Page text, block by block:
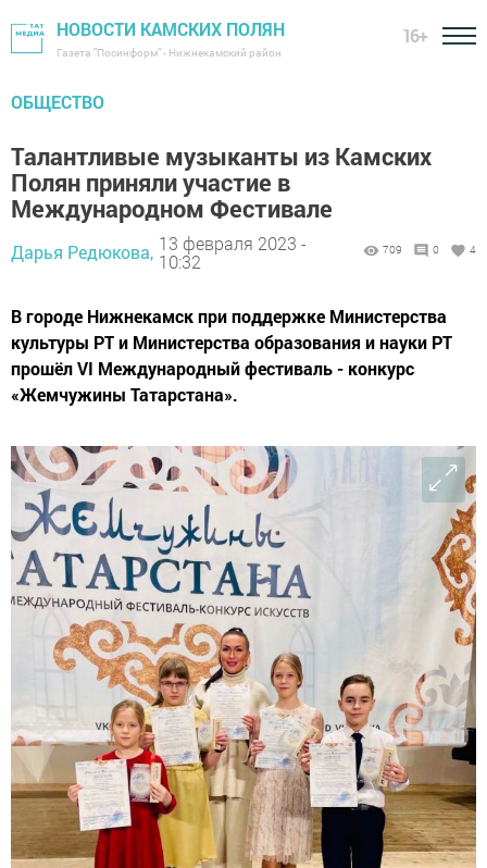
НОВОСТИ КАМСКИХ ПОЛЯН
Газета "Посинформ" - Нижнекамский район
16+
ОБЩЕСТВО
Талантливые музыканты из Камских
Полян приняли участие в
Международном Фестивале
Дарья Редюкова, 13 февраля 2023 -
10:32
709 0 4
В городе Нижнекамск при поддержке Министерства
культуры РТ и Министерства образования и науки РТ
прошёл VI Международный фестиваль - конкурс
«Жемчужины Татарстана».